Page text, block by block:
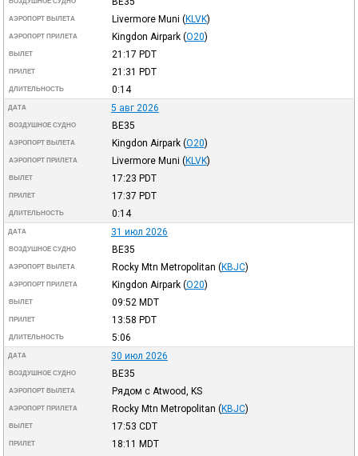
АЭРОПОРТ ВЫЛЕТА Livermore Muni (KLVK)
АЭРОПОРТ ПРИЛЕТА Kingdon Airpark (O20)
ВЫЛЕТ 21:17 PDT
ПРИЛЕТ 21:31 PDT
ДЛИТЕЛЬНОСТЬ 0:14
ДАТА 5 авг 2026
ВОЗДУШНОЕ СУДНО BE35
АЭРОПОРТ ВЫЛЕТА Kingdon Airpark (O20)
АЭРОПОРТ ПРИЛЕТА Livermore Muni (KLVK)
ВЫЛЕТ 17:23 PDT
ПРИЛЕТ 17:37 PDT
ДЛИТЕЛЬНОСТЬ 0:14
ДАТА 31 июл 2026
ВОЗДУШНОЕ СУДНО BE35
АЭРОПОРТ ВЫЛЕТА Rocky Mtn Metropolitan (KBJC)
АЭРОПОРТ ПРИЛЕТА Kingdon Airpark (O20)
ВЫЛЕТ 09:52 MDT
ПРИЛЕТ 13:58 PDT
ДЛИТЕЛЬНОСТЬ 5:06
ДАТА 30 июл 2026
ВОЗДУШНОЕ СУДНО BE35
АЭРОПОРТ ВЫЛЕТА Рядом с Atwood, KS
АЭРОПОРТ ПРИЛЕТА Rocky Mtn Metropolitan (KBJC)
ВЫЛЕТ 17:53 CDT
ПРИЛЕТ 18:11 MDT